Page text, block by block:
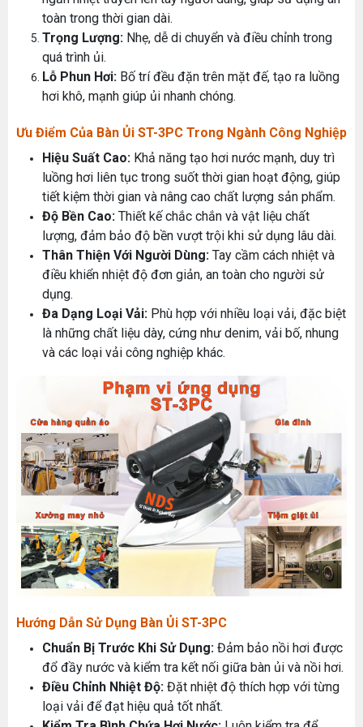
toàn trong thời gian dài.
Trọng Lượng: Nhẹ, dễ di chuyển và điều chỉnh trong
quá trình ủi.
Lỗ Phun Hơi: Bố trí đều đặn trên mặt đế, tạo ra luồng
hơi khô, mạnh giúp ủi nhanh chóng.
Ưu Điểm Của Bàn Ủi ST-3PC Trong Ngành Công Nghiệp
Hiệu Suất Cao: Khả năng tạo hơi nước mạnh, duy trì
luồng hơi liên tục trong suốt thời gian hoạt động, giúp
tiết kiệm thời gian và nâng cao chất lượng sản phẩm.
Độ Bền Cao: Thiết kế chắc chắn và vật liệu chất
lượng, đảm bảo độ bền vượt trội khi sử dụng lâu dài.
Thân Thiện Với Người Dùng: Tay cầm cách nhiệt và
điều khiển nhiệt độ đơn giản, an toàn cho người sử
dụng.
Đa Dạng Loại Vải: Phù hợp với nhiều loại vải, đặc biệt
là những chất liệu dày, cứng như denim, vải bố, nhung
và các loại vải công nghiệp khác.
Hướng Dẫn Sử Dụng Bàn Ủi ST-3PC
Chuẩn Bị Trước Khi Sử Dụng: Đảm bảo nồi hơi được
đổ đầy nước và kiểm tra kết nối giữa bàn ủi và nồi hơi.
Điều Chỉnh Nhiệt Độ: Đặt nhiệt độ thích hợp với từng
loại vải để đạt hiệu quả tốt nhất.
Máy May Bao Cầm Tay: Chọn Máy Chạy Pin Hay
Chạy Điện Tốt Hơn? So Sánh Chi Tiết 2025
Thứ tư, 20/11/2024
Máy May Bao Cầm Tay Chính Hãng – Giá Rẻ,
Bền, Dễ Sử Dụng (Top 3 Nên Mua)
Thứ tư, 20/11/2024
MÁY MAY BAO CẦM TAY TRỤ ĐỨNG 2 KIM
Đăng nhập để xem giá sỉ
Giá bán lẻ:
MÁY QUẤN DÂY ĐAI TỰ ĐỘNG
Đăng nhập để xem giá sỉ
Giá bán lẻ:
MÁY CẮT DẢI ĐAI ĐIỆN TỬ TỰ ĐỘNG